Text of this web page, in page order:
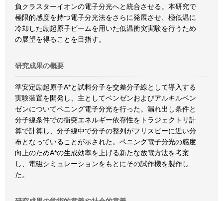
負クラスターイオンの電子分光へと統合させる。本研究で
極限的感度を持つ電子分光法をさらに発展させ、極低温に
冷却した励起原子ビームを用いた低温衝突実験を行うため
の展望を得ることを目指す。
研究成果の概要
準安定励起原子A*と試料分子を交差分子線として導入する
実験装置を開発し、主としてベンゼンおよびアルキルベン
ゼンについてペニング電子分光を行った。漏れ出し条件と
分子線条件での衝突エネルギー依存性をトラジェクトリ計
算で計算し、分子線中で分子の整列がフリスビーに近い分
布となっていることが示された。ペニング電子分光の感度
向上のためA*の生成効率を上げる新たな放電方法を考案
し、電磁シミュレーションをもとにその試作機を製作し
た。